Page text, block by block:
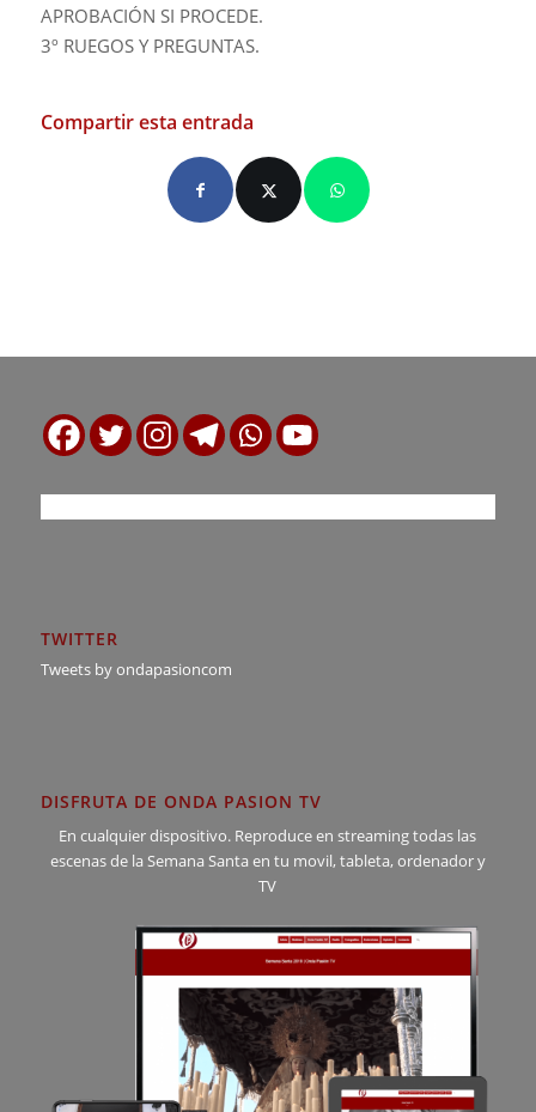
APROBACIÓN SI PROCEDE.
3º RUEGOS Y PREGUNTAS.
Compartir esta entrada
TWITTER
Tweets by ondapasioncom
DISFRUTA DE ONDA PASION TV
En cualquier dispositivo. Reproduce en streaming todas las
escenas de la Semana Santa en tu movil, tableta, ordenador y
TV